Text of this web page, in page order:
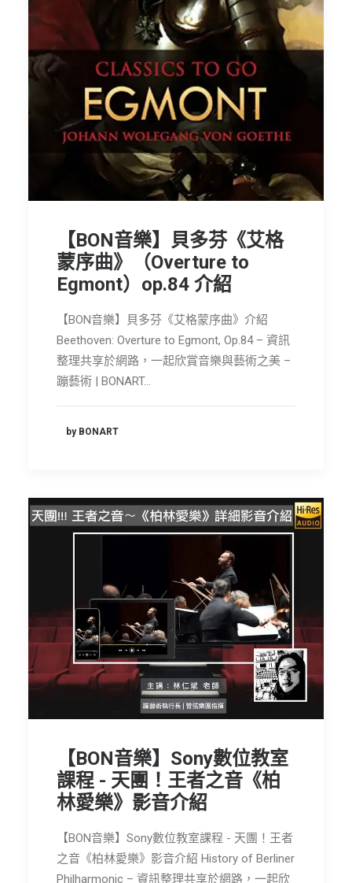
【BON音樂】貝多芬《艾格
蒙序曲》（Overture to
Egmont）op.84 介紹
【BON音樂】貝多芬《艾格蒙序曲》介紹
Beethoven: Overture to Egmont, Op.84 – 資訊
整理共享於網路，一起欣賞音樂與藝術之美 –
蹦藝術 | BONART…
by BONART
【BON音樂】Sony數位教室
課程 - 天團！王者之音《柏
林愛樂》影音介紹
【BON音樂】Sony數位教室課程 - 天團！王者
之音《柏林愛樂》影音介紹 History of Berliner
Philharmonic – 資訊整理共享於網路，一起欣